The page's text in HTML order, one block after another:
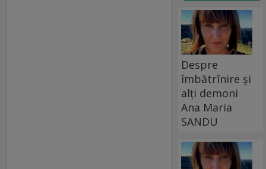
Despre
îmbătrînire și
alți demoni
Ana Maria
SANDU